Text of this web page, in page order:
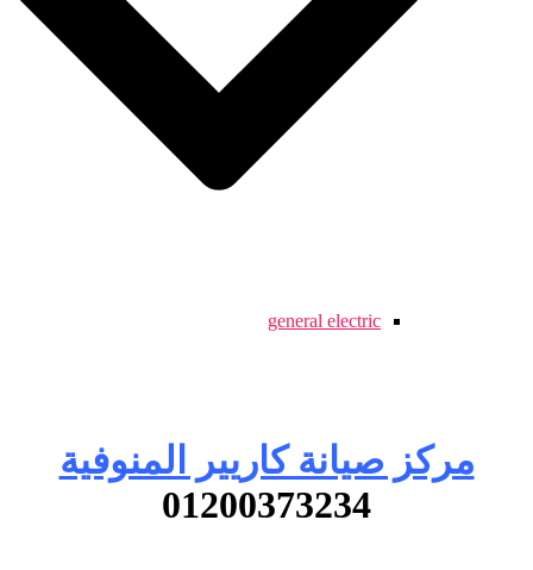
general electric
مركز صيانة كاريير المنوفية
01200373234